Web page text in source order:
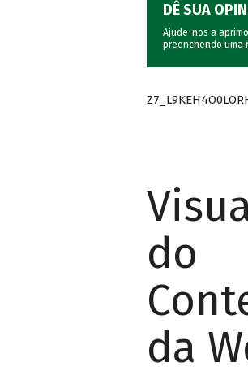
DÊ SUA
Ajude-nos a
preenchendo uma
do
da